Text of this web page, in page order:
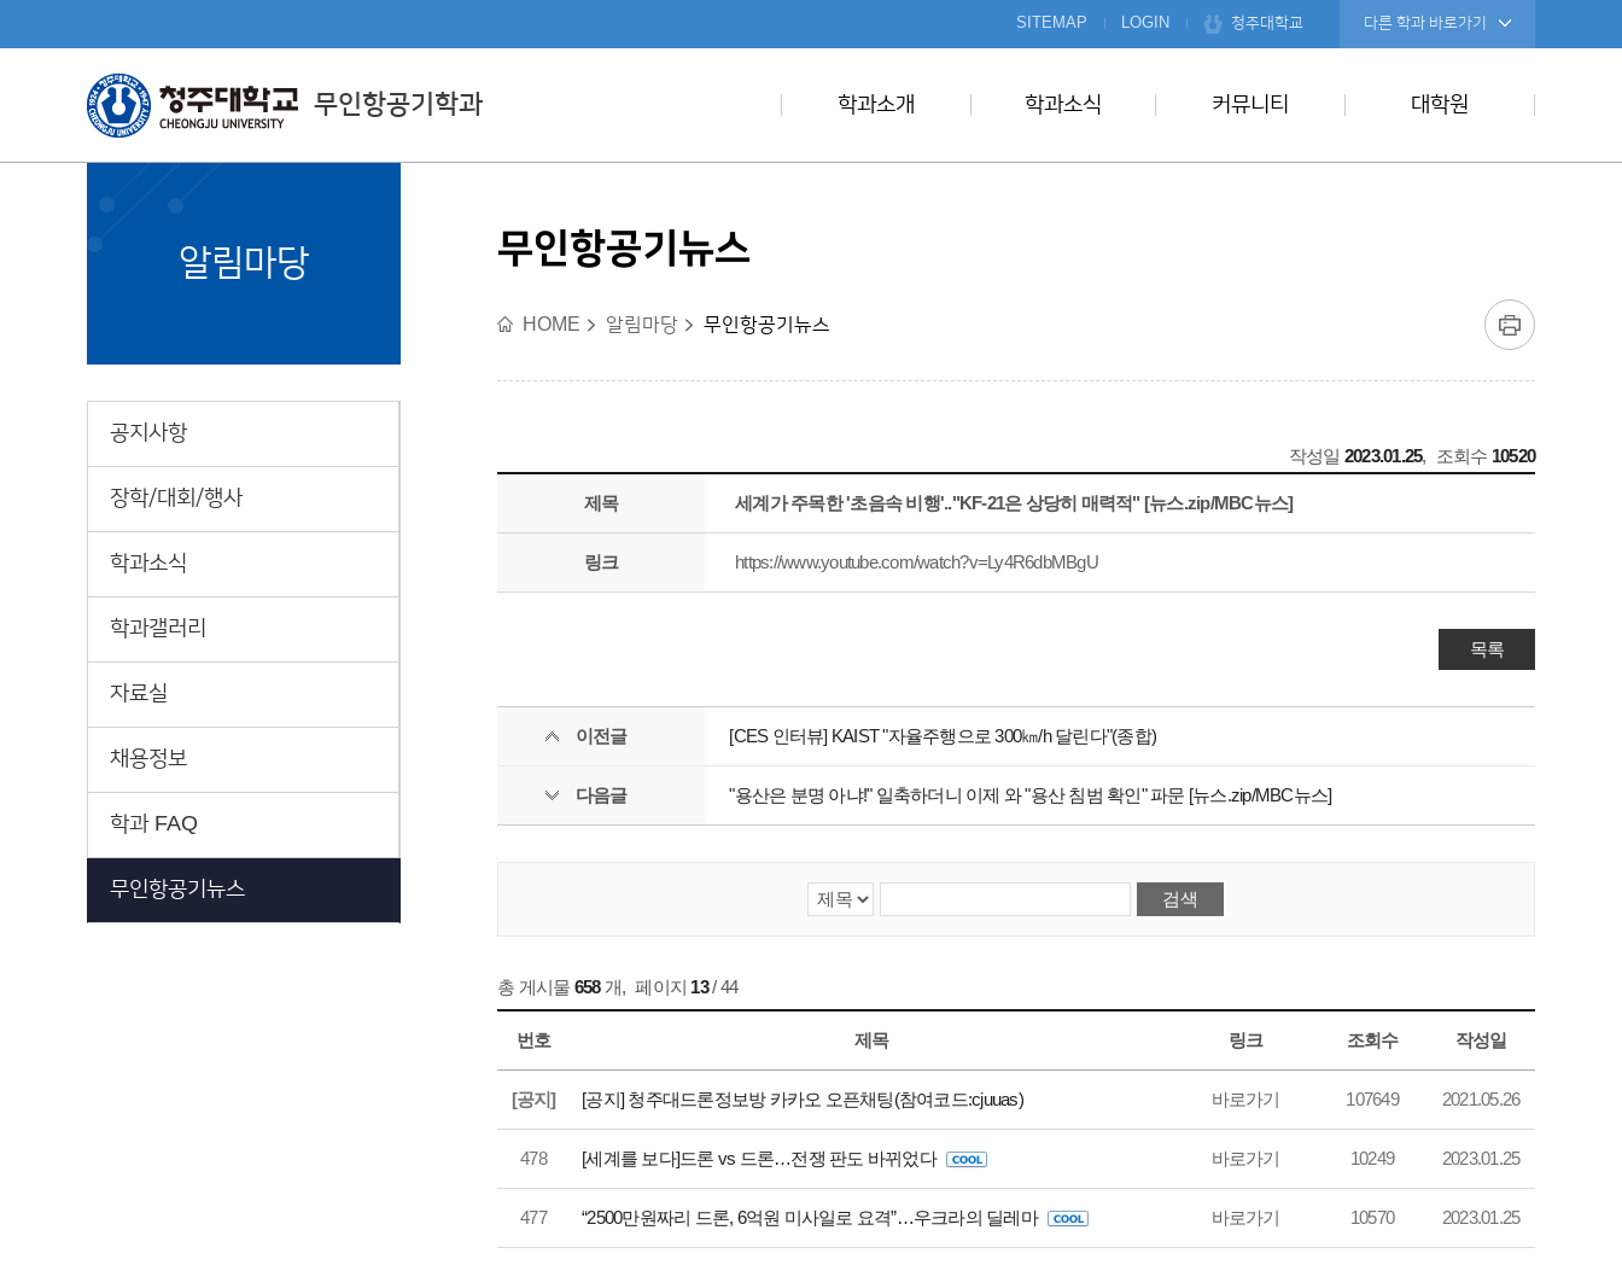
무인항공기학과
SITEMAP LOGIN 청주대학교 다른 학과 바로가기
Department Directly
Managed By CJU
학과소개 학과소식 커뮤니티 대학원
알림마당
공지사항
장학/대회/행사
학과소식
학과갤러리
자료실
채용정보
학과 FAQ
무인항공기뉴스
무인항공기뉴스
HOME 알림마당 무인항공기뉴스
작성일 2023.01.25, 조회수 10520
제목 세계가 주목한 '초음속 비행'.."KF-21은 상당히 매력적" [뉴스.zip/MBC뉴스]
링크 https://www.youtube.com/watch?v=Ly4R6dbMBgU
목록
이전글 [CES 인터뷰] KAIST "자율주행으로 300㎞/h 달린다"(종합)
다음글 "용산은 분명 아냐!" 일축하더니 이제 와 "용산 침범 확인" 파문 [뉴스.zip/MBC뉴스]
총 게시물 658개, 페이지 13/ 44
번호 제목 링크 조회수 작성일
[공지] [공지] 청주대드론정보방 카카오 오픈채팅(참여코드:cjuuas) 바로가기 107649 2021.05.26
478 [세계를 보다]드론 vs 드론…전쟁 판도 바뀌었다 바로가기 10249 2023.01.25
477 “2500만원짜리 드론, 6억원 미사일로 요격”…우크라의 딜레마 바로가기 10570 2023.01.25